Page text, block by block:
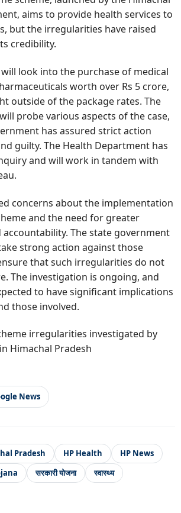
aims to provide health services to
but the irregularities have raised
credibility.
look into the purchase of medical
worth over Rs 5 crore,
outside of the package rates. The
probe various aspects of the case,
has assured strict action
guilty. The Health Department has
and will work in tandem with
concerns about the implementation
and the need for greater
The state government
strong action against those
that such irregularities do not
The investigation is ongoing, and
to have significant implications
those involved.
irregularities investigated by
Himachal Pradesh
News
Pradesh HP Health
HP News
सरकारी योजना
स्वास्थ्य